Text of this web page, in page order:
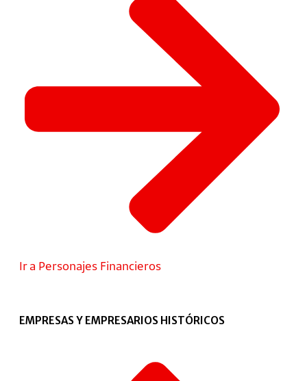
Ir a Personajes Financieros
EMPRESAS Y EMPRESARIOS HISTÓRICOS